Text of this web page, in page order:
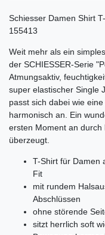
Schiesser Damen Shirt
155413
Weit mehr als ein
der SCHIESSER-Serie
Atmungsaktiv,
super elastischer Single
passt sich dabei wie
harmonisch an. Ein
ersten Moment an durch
überzeugt.
T-Shirt für Damen
Fit
mit rundem
Abschlüssen
ohne störende
sitzt herrlich soft